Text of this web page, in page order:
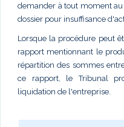
demander à tout moment
dossier pour insuffisance
Lorsque la procédure peut
rapport mentionnant le
répartition des sommes
ce rapport, le Tribunal
liquidation de l'entreprise.